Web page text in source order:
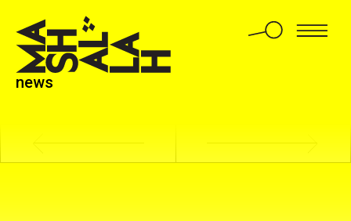
news
ABOUT RUST